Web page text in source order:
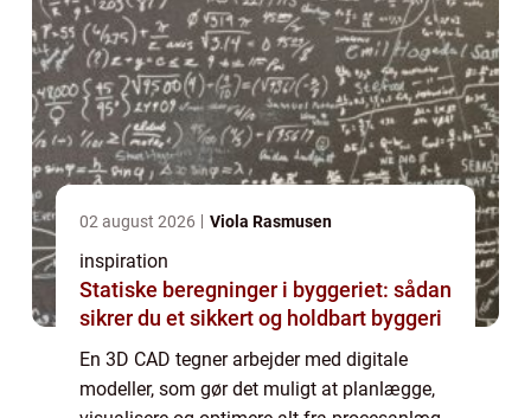
02 august 2026 Viola Rasmusen
inspiration
Statiske beregninger i byggeriet: sådan
sikrer du et sikkert og holdbart byggeri
En 3D CAD tegner arbejder med digitale
modeller, som gør det muligt at planlægge,